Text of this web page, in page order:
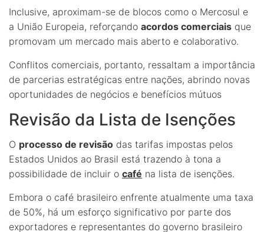
Inclusive, aproximam-se de blocos como o Mercosul e
a União Europeia, reforçando acordos comerciais que
promovam um mercado mais aberto e colaborativo.
Conflitos comerciais, portanto, ressaltam a importância
de parcerias estratégicas entre nações, abrindo novas
oportunidades de negócios e benefícios mútuos
Revisão da Lista de Isenções
O processo de revisão das tarifas impostas pelos
Estados Unidos ao Brasil está trazendo à tona a
possibilidade de incluir o café na lista de isenções.
Embora o café brasileiro enfrente atualmente uma taxa
de 50%, há um esforço significativo por parte dos
exportadores e representantes do governo brasileiro